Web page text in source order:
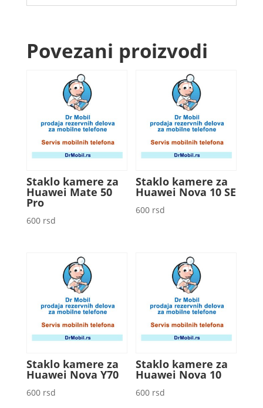
Povezani proizvodi
Staklo kamere za
Huawei Mate 50
Pro
600 rsd
Staklo kamere za
Huawei Nova 10 SE
600 rsd
Staklo kamere za
Huawei Nova Y70
600 rsd
Staklo kamere za
Huawei Nova 10
600 rsd